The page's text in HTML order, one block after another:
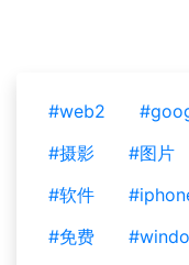
#web2
#摄影
#图片
#软件
#免费